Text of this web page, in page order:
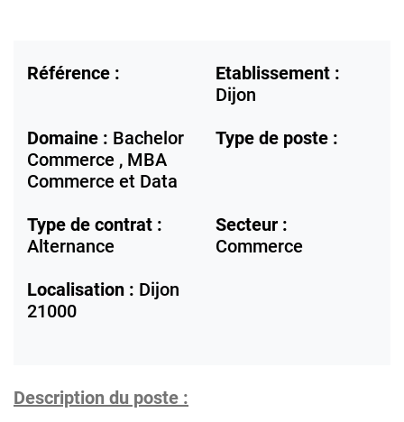
Référence :
Etablissement :
Dijon
Domaine : Bachelor
Commerce , MBA
Commerce et Data
Type de poste :
Type de contrat :
Alternance
Secteur :
Commerce
Localisation : Dijon
21000
Description du poste :